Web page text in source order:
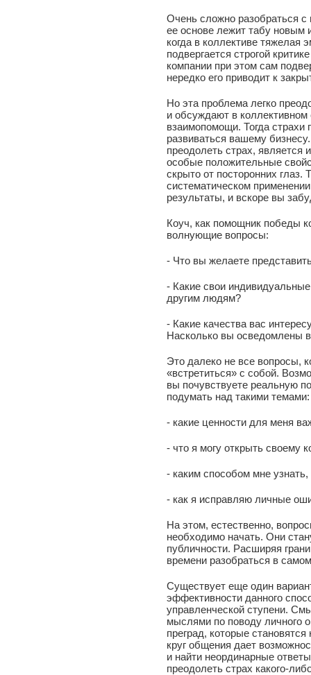
Очень сложно разобраться с
ее основе лежит табу новым
когда в коллективе тяжелая
подвергается строгой
компании при этом сам
нередко его приводит к
Но эта проблема легко
и обсуждают в
взаимопомощи. Тогда страхи
развиваться вашему
преодолеть страх,
особые положительные
скрыто от посторонних
систематическом
результаты, и вскоре вы
Коуч, как помощник победы
волнующие вопросы:
- Что вы желаете
- Какие свои
другим людям?
- Какие качества вас
Насколько вы осведомлены
Это далеко не все вопросы,
«встретиться» с собой.
вы почувствуете реальную
подумать над такими темами:
- какие ценности для меня
- что я могу открыть своему
- каким способом мне
- как я исправляю личные
На этом, естественно,
необходимо начать. Они
публичности. Расширяя
времени разобраться в
Существует еще один
эффективности данного
управленческой ступени.
мыслями по поводу личного
преград, которые
круг общения дает
и найти неординарные
преодолеть страх какого-